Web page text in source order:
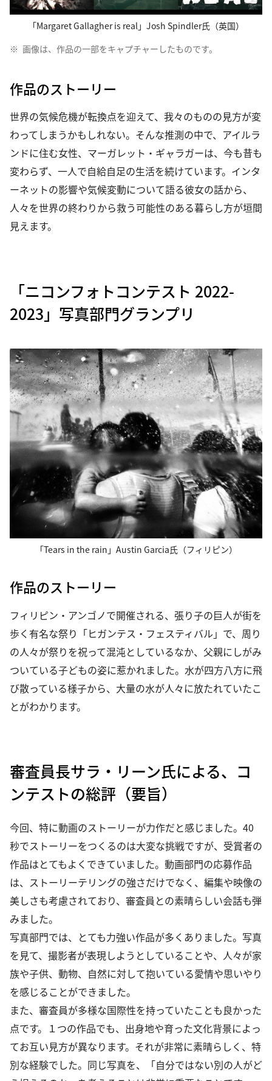
「Margaret Gallagher is real」Josh Spindler氏（英国）
※ 画像は、作品の一部をキャプチャーしたものです。
作品のストーリー
世界の気候危機が転換点を迎えて、我々のものの見方が変
わってしまうかもしれない。そんな推測の中で、アイルラ
ンドに住む女性、マーガレット・ギャラガーは、今も昔も
変わらず、一人で自給自足の生活を続けています。インタ
ーネットの影響や気候変動について語る彼女の話から、
人々を世界の終わりから救う可能性のある暮らし方が垣間
見えます。
「ニコンフォトコンテスト 2022-
2023」写真部門グランプリ
「Tears in the rain」Austin Garcia氏（フィリピン）
作品のストーリー
フィリピン・アンゴノで開催される、張り子の巨人が街を
歩く有名な祭り「ヒガンテス・フェスティバル」で、周り
の人々が祭りを祝って混沌としているなか、父親にしがみ
ついている子どもの姿に惹かれました。水が四方八方に飛
び散っている様子から、大量の水が人々に放たれていたこ
とがわかります。
審査員長サラ・リーン氏による、コ
ンテストの総評（要旨）
今回、特に動画のストーリーが力作だと感じました。40
秒でストーリーをつくるのは大変な挑戦ですが、受賞者の
作品はとてもよくできていました。動画部門の応募作品
は、ストーリーテリングの強さだけでなく、編集や映像の
美しさも考慮されており、審査員との素晴らしい会話も弾
みました。
写真部門では、とても力強い作品が多くありました。写真
を見て、撮影者が表現しようとしていることや、人々が家
族や子供、動物、自然に対して抱いている愛情や思いやり
を感じることができました。
また、審査員が多様な国際性を持っていたことも良かった
点です。１つの作品でも、出身地や育った文化背景によっ
てお互い見方が異なります。それが非常に素晴らしく、特
別な経験でした。同じ写真を、「自分ではない別の人がど